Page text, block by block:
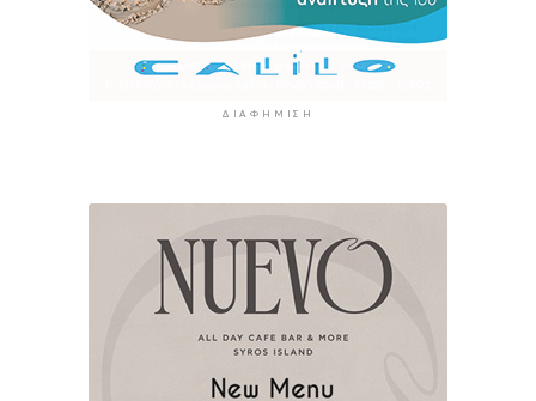
ΔΙΑΦΉΜΙΣΗ